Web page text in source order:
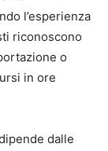
l’esperienza
riconoscono
o
in ore
dalle